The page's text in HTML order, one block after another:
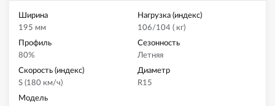
Ширина
195 мм
Нагрузка (индекс)
106/104 ( кг)
Профиль
80%
Сезонность
Летняя
Скорость (индекс)
S (180 км/ч)
Диаметр
R15
Модель